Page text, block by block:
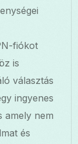
fiókot
is
választás
ingyenes
amely nem
és